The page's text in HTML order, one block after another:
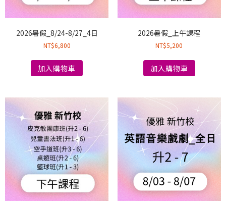
2026暑假_8/24-8/27_4日
NT$6,800
加入購物車
2026暑假_上午課程
NT$5,200
加入購物車